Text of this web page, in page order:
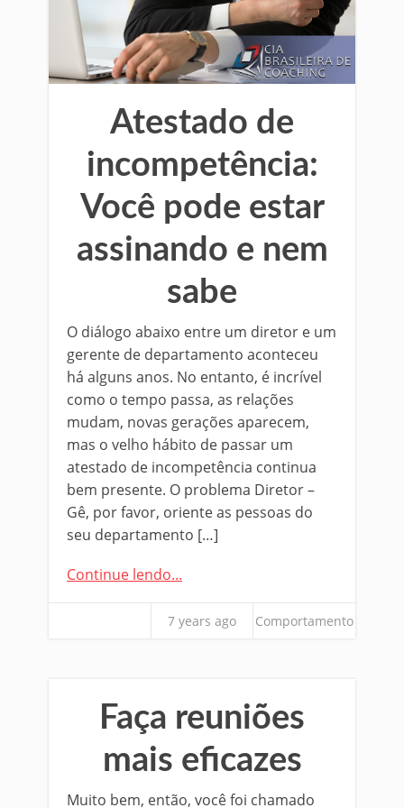
Atestado de
incompetência:
Você pode estar
assinando e nem
sabe
O diálogo abaixo entre um diretor e um
gerente de departamento aconteceu
há alguns anos. No entanto, é incrível
como o tempo passa, as relações
mudam, novas gerações aparecem,
mas o velho hábito de passar um
atestado de incompetência continua
bem presente. O problema Diretor –
Gê, por favor, oriente as pessoas do
seu departamento […]
Continue lendo...
7 years ago Comportamento
Faça reuniões
mais eficazes
Muito bem, então, você foi chamado